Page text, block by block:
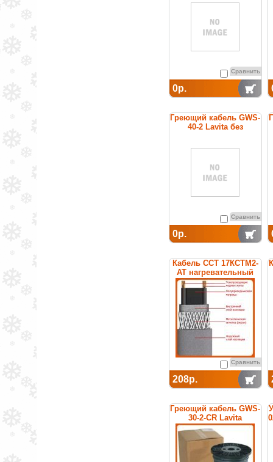
температуры горячей
воды
Сравнить
0р.
Греющий кабель GWS-
40-2 Lavita без
Сравнить
0р.
Кабель ССТ 17КСТМ2-
АТ нагревательный
саморегулирующийся
Сравнить
208р.
Греющий кабель GWS-
30-2-CR Lavita